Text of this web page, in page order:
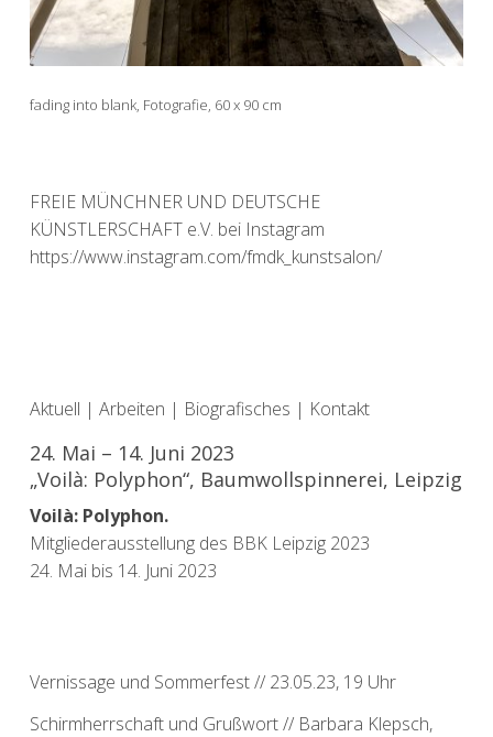
fading into blank, Fotografie, 60 x 90 cm
FREIE MÜNCHNER UND DEUTSCHE
KÜNSTLERSCHAFT e.V. bei Instagram
https://www.instagram.com/fmdk_kunstsalon/
Aktuell | Arbeiten | Biografisches | Kontakt
24. Mai – 14. Juni 2023
„Voilà: Polyphon“, Baumwollspinnerei, Leipzig
Voilà: Polyphon.
Mitgliederausstellung des BBK Leipzig 2023
24. Mai bis 14. Juni 2023
Vernissage und Sommerfest // 23.05.23, 19 Uhr
Schirmherrschaft und Grußwort // Barbara Klepsch,